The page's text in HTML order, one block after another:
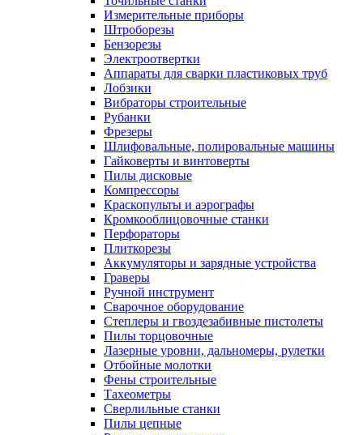
Измерительные приборы
Штроборезы
Бензорезы
Электроотвертки
Аппараты для сварки пластиковых труб
Лобзики
Вибраторы строительные
Рубанки
Фрезеры
Шлифовальные, полировальные машины
Гайковерты и винтоверты
Пилы дисковые
Компрессоры
Краскопульты и аэрографы
Кромкооблицовочные станки
Перфораторы
Плиткорезы
Аккумуляторы и зарядные устройства
Граверы
Ручной инструмент
Сварочное оборудование
Степлеры и гвоздезабивные пистолеты
Пилы торцовочные
Лазерные уровни, дальномеры, рулетки
Отбойные молотки
Фены строительные
Тахеометры
Сверлильные станки
Пилы цепные